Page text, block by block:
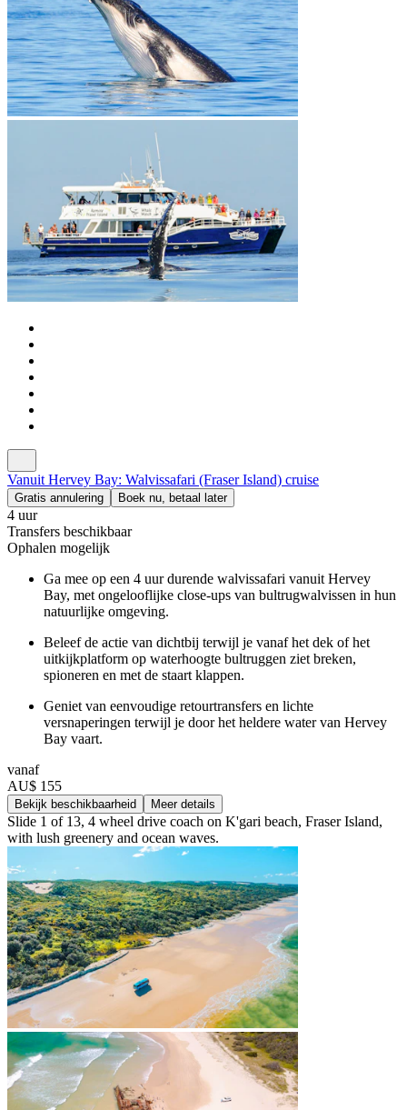
Vanuit Hervey Bay: Walvissafari (Fraser Island) cruise
Gratis annulering Boek nu, betaal later
4 uur
Transfers beschikbaar
Ophalen mogelijk
Ga mee op een 4 uur durende walvissafari vanuit Hervey
Bay, met ongelooflijke close-ups van bultrugwalvissen in hun
natuurlijke omgeving.
Beleef de actie van dichtbij terwijl je vanaf het dek of het
uitkijkplatform op waterhoogte bultruggen ziet breken,
spioneren en met de staart klappen.
Geniet van eenvoudige retourtransfers en lichte
versnaperingen terwijl je door het heldere water van Hervey
Bay vaart.
vanaf
AU$ 155
Bekijk beschikbaarheid Meer details
Slide 1 of 13, 4 wheel drive coach on K'gari beach, Fraser Island,
with lush greenery and ocean waves.